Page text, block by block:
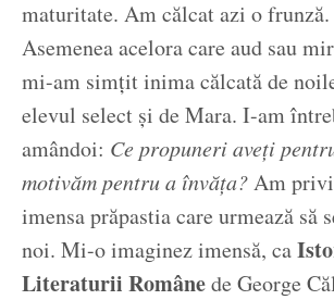
maturitate. Am călcat azi o frunză.
Asemenea acelora care aud sau
mi-am simțit inima călcată de
elevul select și de Mara. I-am
amândoi: Ce propuneri aveți
motivăm pentru a învăța?Am
imensa prăpastia care urmează să
noi. Mi-o imaginez imensă, ca
Literaturii Românede George